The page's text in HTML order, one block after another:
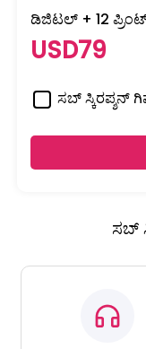
ಡಿಜಿಟಲ್ + 12
USD79
ಸಬ್ ಸ್ಕಿರಪ್ಶನ್
ಸಬ್